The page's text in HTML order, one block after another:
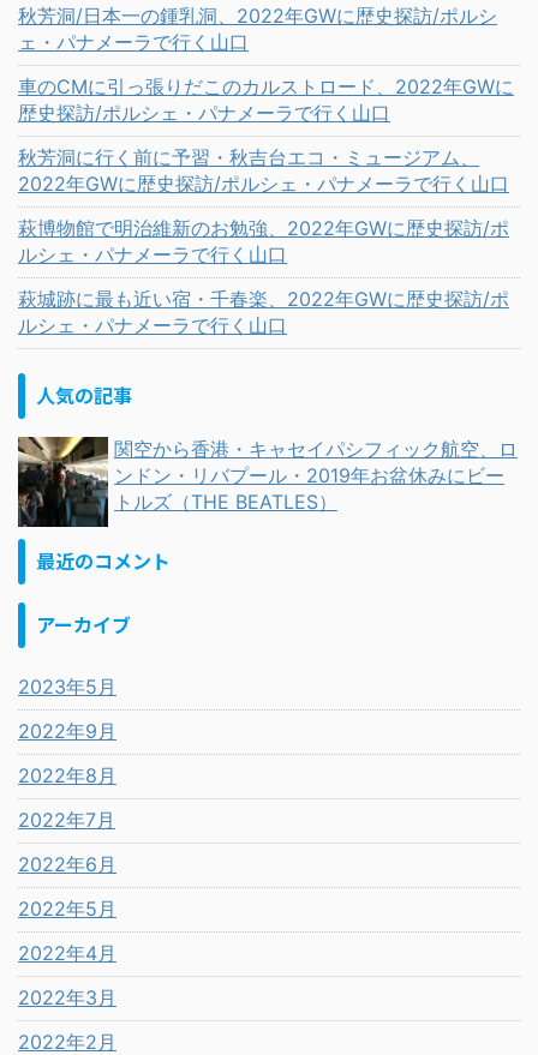
秋芳洞/日本一の鍾乳洞、2022年GWに歴史探訪/ポルシ
ェ・パナメーラで行く山口
車のCMに引っ張りだこのカルストロード、2022年GWに
歴史探訪/ポルシェ・パナメーラで行く山口
秋芳洞に行く前に予習・秋吉台エコ・ミュージアム、
2022年GWに歴史探訪/ポルシェ・パナメーラで行く山口
萩博物館で明治維新のお勉強、2022年GWに歴史探訪/ポ
ルシェ・パナメーラで行く山口
萩城跡に最も近い宿・千春楽、2022年GWに歴史探訪/ポ
ルシェ・パナメーラで行く山口
人気の記事
関空から香港・キャセイパシフィック航空、ロ
ンドン・リバプール・2019年お盆休みにビー
トルズ（THE BEATLES）
最近のコメント
アーカイブ
2023年5月
2022年9月
2022年8月
2022年7月
2022年6月
2022年5月
2022年4月
2022年3月
2022年2月